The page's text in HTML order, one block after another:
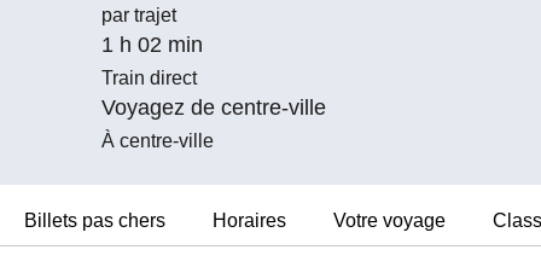
par trajet
1 h 02 min
Train direct
Voyagez de centre-ville
À centre-ville
Billets pas chers Horaires Votre voyage